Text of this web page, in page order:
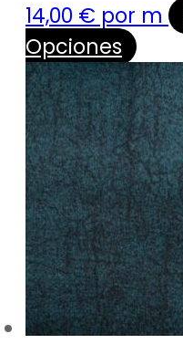
14,00 € por m
Opciones